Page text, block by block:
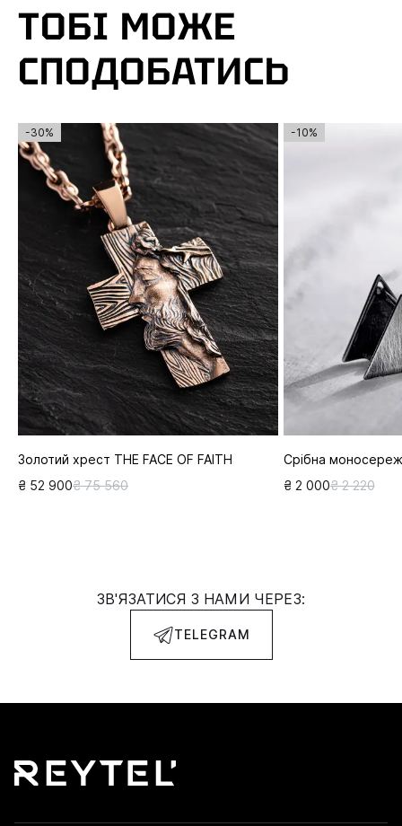
ТОБІ МОЖЕ
СПОДОБАТИСЬ
-30%
Золотий хрест THE FACE OF FAITH
₴ 52 900₴ 75 560
-10%
Срібна
₴ 2 000₴ 2 220
ЗВ'ЯЗАТИСЯ З НАМИ ЧЕРЕЗ:
TELEGRAM